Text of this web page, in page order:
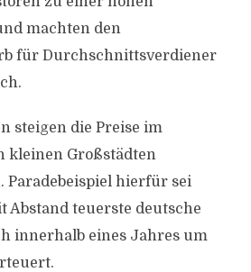
machten den
für Durchschnittsverdiener
steigen die Preise im
kleinen Großstädten
Paradebeispiel hierfür sei
Abstand teuerste deutsche
innerhalb eines Jahres um